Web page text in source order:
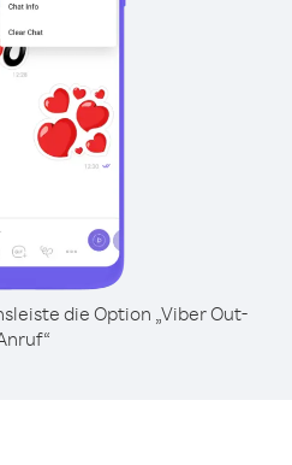
die Option „Viber Out-